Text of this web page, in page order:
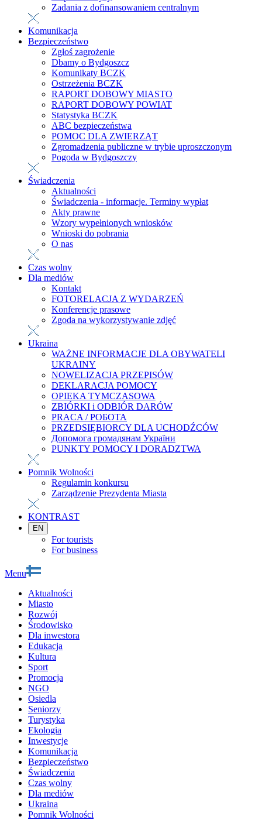
Zadania z dofinansowaniem centralnym
Komunikacja
Bezpieczeństwo
Zgłoś zagrożenie
Dbamy o Bydgoszcz
Komunikaty BCZK
Ostrzeżenia BCZK
RAPORT DOBOWY MIASTO
RAPORT DOBOWY POWIAT
Statystyka BCZK
ABC bezpieczeństwa
POMOC DLA ZWIERZĄT
Zgromadzenia publiczne w trybie uproszczonym
Pogoda w Bydgoszczy
Świadczenia
Aktualności
Świadczenia - informacje. Terminy wypłat
Akty prawne
Wzory wypełnionych wniosków
Wnioski do pobrania
O nas
Czas wolny
Dla mediów
Kontakt
FOTORELACJA Z WYDARZEŃ
Konferencje prasowe
Zgoda na wykorzystywanie zdjęć
Ukraina
WAŻNE INFORMACJE DLA OBYWATELI
UKRAINY
NOWELIZACJA PRZEPISÓW
DEKLARACJA POMOCY
OPIEKA TYMCZASOWA
ZBIÓRKI i ODBIÓR DARÓW
PRACA / РОБОТА
PRZEDSIĘBIORCY DLA UCHODŹCÓW
Допомога громадянам України
PUNKTY POMOCY I DORADZTWA
Pomnik Wolności
Regulamin konkursu
Zarządzenie Prezydenta Miasta
KONTRAST
EN
For tourists
For business
Menu
Aktualności
Miasto
Rozwój
Środowisko
Dla inwestora
Edukacja
Kultura
Sport
Promocja
NGO
Osiedla
Seniorzy
Turystyka
Ekologia
Inwestycje
Komunikacja
Bezpieczeństwo
Świadczenia
Czas wolny
Dla mediów
Ukraina
Pomnik Wolności